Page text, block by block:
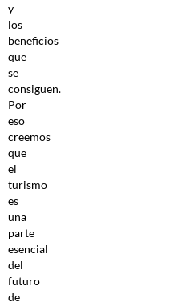
y
los
beneficios
que
se
consiguen.
Por
eso
creemos
que
el
turismo
es
una
parte
esencial
del
futuro
de